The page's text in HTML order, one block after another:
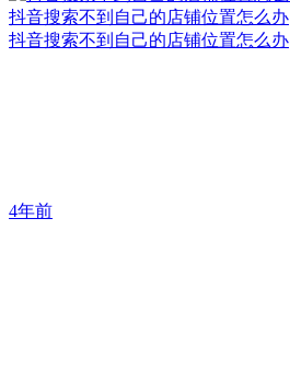
抖音搜索不到自己的店铺位置怎么办
抖音搜索不到自己的店铺位置怎么办
4年前